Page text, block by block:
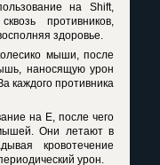
на Shift,
противников,
здоровье.
мыши, после
наносящую урон
каждого противника
на E, после чего
Они летают в
кровотечение
урон.